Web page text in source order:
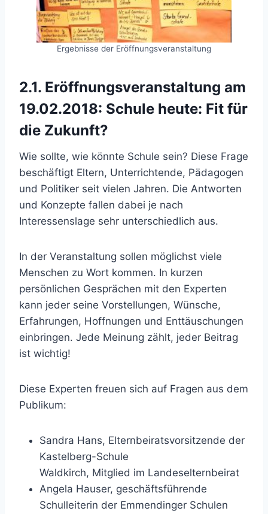
Ergebnisse der Eröffnungsveranstaltung
2.1. Eröffnungsveranstaltung am
19.02.2018: Schule heute: Fit für
die Zukunft?
Wie sollte, wie könnte Schule sein? Diese Frage
beschäftigt Eltern, Unterrichtende, Pädagogen
und Politiker seit vielen Jahren. Die Antworten
und Konzepte fallen dabei je nach
Interessenslage sehr unterschiedlich aus.
In der Veranstaltung sollen möglichst viele
Menschen zu Wort kommen. In kurzen
persönlichen Gesprächen mit den Experten
kann jeder seine Vorstellungen, Wünsche,
Erfahrungen, Hoffnungen und Enttäuschungen
einbringen. Jede Meinung zählt, jeder Beitrag
ist wichtig!
Diese Experten freuen sich auf Fragen aus dem
Publikum:
Sandra Hans, Elternbeiratsvorsitzende der
Kastelberg-Schule
Waldkirch, Mitglied im Landeselternbeirat
Angela Hauser, geschäftsführende
Schulleiterin der Emmendinger Schulen